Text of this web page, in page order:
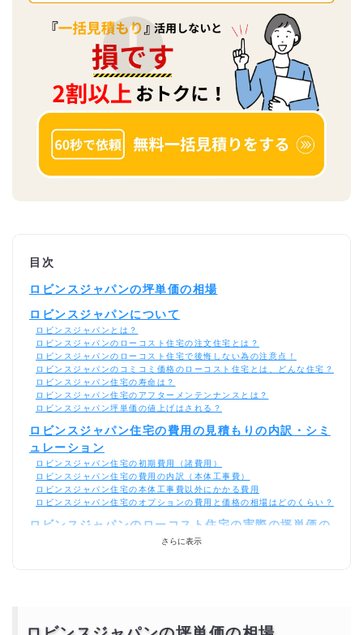
目次
ロビンスジャパンの坪単価の相場
ロビンスジャパンについて
ロビンスジャパンとは？
ロビンスジャパンのローコスト住宅の注文住宅とは？
ロビンスジャパンのローコスト住宅で後悔しない為の注意点！
ロビンスジャパンのコミコミ価格のローコスト住宅とは、どんな住宅？
ロビンスジャパン住宅の寿命は？
ロビンスジャパン住宅のアフターメンテンナンスとは？
ロビンスジャパン坪単価の値上げはされる？
ロビンスジャパン住宅の費用の見積もりの内訳・シミ
ュレーション
ロビンスジャパン住宅の初期費用（諸費用）
ロビンスジャパン住宅の費用の内訳（本体工事費）
ロビンスジャパン住宅の本体工事費以外にかかる費用
ロビンスジャパン住宅のオプションの費用と価格の相場はどのくらい？
ロビンスジャパンのローコスト住宅の実際の坪単価の
ロビンスジャパン住宅を総額1000万円以下で建てれる坪数の実例は？
300万円・400万円・500万円でもロビンスジャパン住宅の平屋なら建
さらに表示